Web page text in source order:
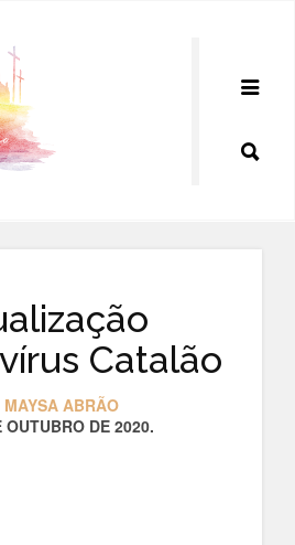
Catalão
MAYSA ABRÃO
OUTUBRO DE 2020.